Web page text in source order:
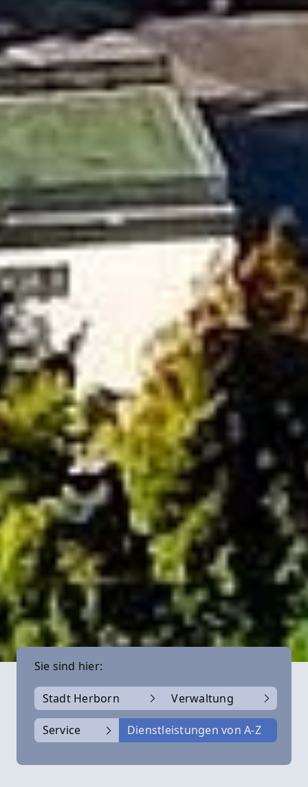
Sie sind hier:
Stadt Herborn Verwaltung
Service Dienstleistungen von A-Z